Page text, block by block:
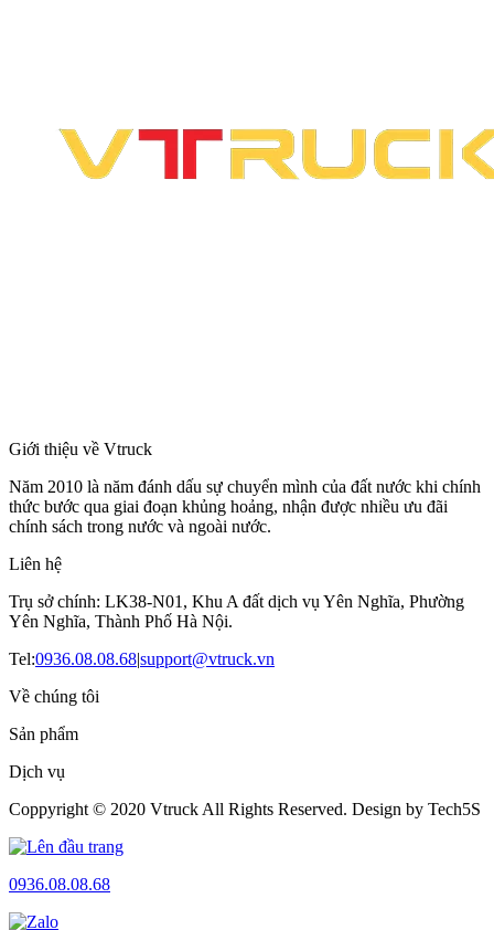
Giới thiệu về Vtruck
Năm 2010 là năm đánh dấu sự chuyển mình của đất nước khi chính
thức bước qua giai đoạn khủng hoảng, nhận được nhiều ưu đãi
chính sách trong nước và ngoài nước.
Liên hệ
Trụ sở chính: LK38-N01, Khu A đất dịch vụ Yên Nghĩa, Phường
Yên Nghĩa, Thành Phố Hà Nội.
Tel:0936.08.08.68|support@vtruck.vn
Về chúng tôi
Sản phẩm
Dịch vụ
Coppyright © 2020 Vtruck All Rights Reserved. Design by Tech5S
0936.08.08.68